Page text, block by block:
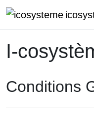
I-
Conditions